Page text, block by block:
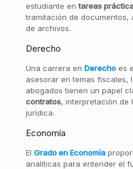
estudiante entareas
tramitación de documentos,
de archivos.
Derecho
Una carrera en Derechoes
asesorar en temas fiscales,
abogados tienen un papel
contratos, interpretación de
jurídica.
Economía
El Grado en Economía
analíticas para entender el